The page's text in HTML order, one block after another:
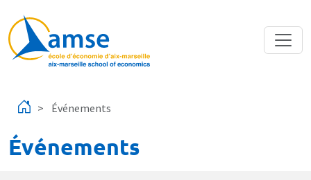
Événements
Événements